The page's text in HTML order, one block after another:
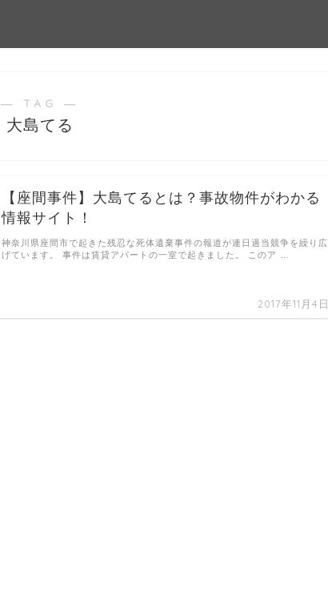
― TAG ―
大島てる
【座間事件】大島てるとは？事故物件がわかる
情報サイト！
2017年11月4日
神奈川県座間市で起きた残忍な死体遺棄事件の報道が連日過当競争を繰り広
げています。 事件は賃貸アパートの一室で起きました。 このア …